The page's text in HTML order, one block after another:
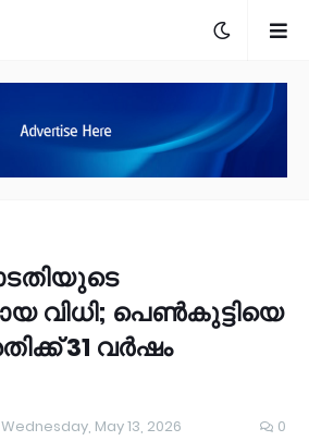
വിധി; പെണ്‍കുട്ടിയെ
31 വര്‍ഷം
Wednesday, May 13, 2026 0